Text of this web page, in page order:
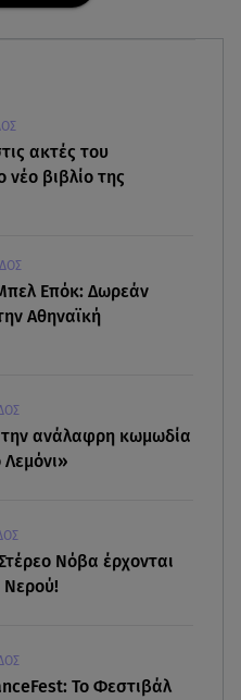
βίντεο με τον
από 8 χρόνια
2027: Ποια ΑΦΜ
λίγα κλικ - Τέλος οι
ότι
σύντροφό του
σου
ακτές του
νέο βιβλίο της
Επόκ: Δωρεάν
Αθηναϊκή
την ανάλαφρη κωμωδία
Νόβα έρχονται
Νερού!
Το Φεστιβάλ